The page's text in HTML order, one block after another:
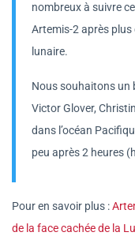
nombreux à suivre
Artemis-2 après plus
lunaire.
Nous souhaitons un
Victor Glover,
dans l’océan
peu après 2 heures
Pour en savoir plus :
de la face cachée de la